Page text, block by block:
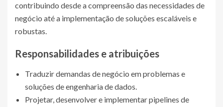
contribuindo desde a compreensão das necessidades de
negócio até a implementação de soluções escaláveis e
robustas.
Responsabilidades e atribuições
Traduzir demandas de negócio em problemas e
soluções de engenharia de dados.
Projetar, desenvolver e implementar pipelines de